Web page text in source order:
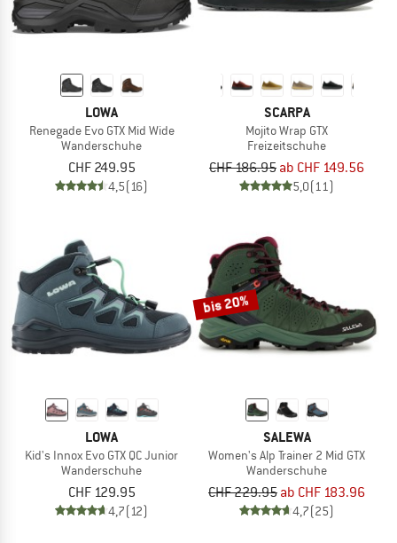
LOWA
Renegade Evo GTX Mid Wide
Wanderschuhe
CHF 249.95
4,5(16)
SCARPA
Mojito Wrap GTX
Freizeitschuhe
CHF 186.95 ab CHF 149.56
5,0(11)
LOWA
Kid's Innox Evo GTX QC Junior
Wanderschuhe
CHF 129.95
4,7(12)
bis 20%
SALEWA
Women's Alp Trainer 2 Mid GTX
Wanderschuhe
CHF 229.95 ab CHF 183.96
4,7(25)